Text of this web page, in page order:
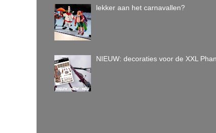
lekker aan het carnavallen?
NIEUW: decoraties voor de XXL